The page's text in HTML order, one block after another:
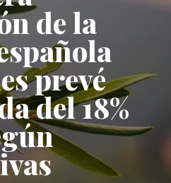
de la
prevé
del 18%